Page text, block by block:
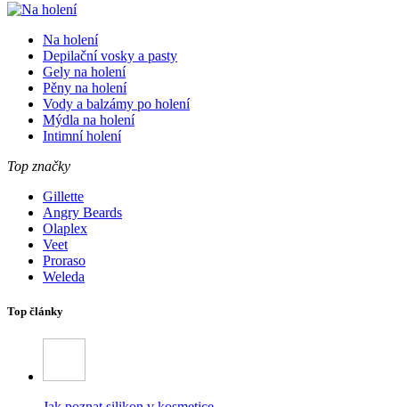
Na holení
Depilační vosky a pasty
Gely na holení
Pěny na holení
Vody a balzámy po holení
Mýdla na holení
Intimní holení
Top značky
Gillette
Angry Beards
Olaplex
Veet
Proraso
Weleda
Top články